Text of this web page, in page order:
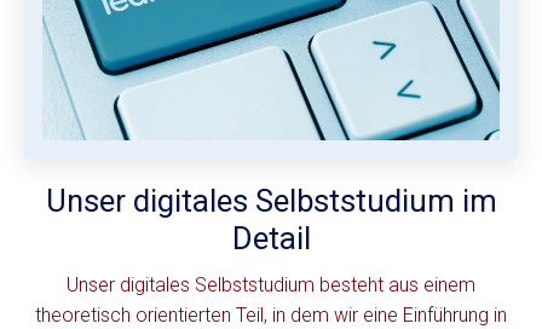
Unser digitales Selbststudium im
Detail
Unser digitales Selbststudium besteht aus einem
theoretisch orientierten Teil, in dem wir eine Einführung in